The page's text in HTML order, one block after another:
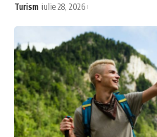
Turism iulie 28, 2026